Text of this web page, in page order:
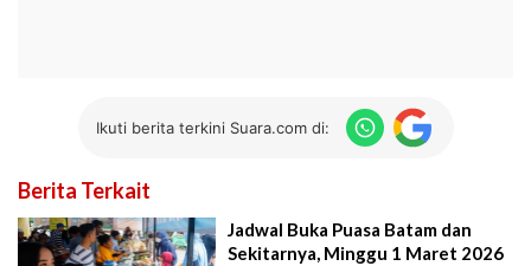
Ikuti berita terkini Suara.com di:
Berita Terkait
Jadwal Buka Puasa Batam dan
Sekitarnya, Minggu 1 Maret 2026